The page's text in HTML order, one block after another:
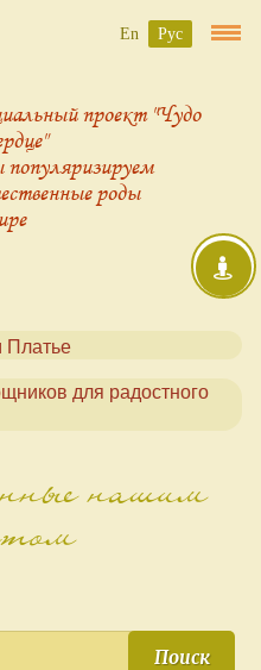
проект "Чудо
роды
нашим
Поиск
En Рус